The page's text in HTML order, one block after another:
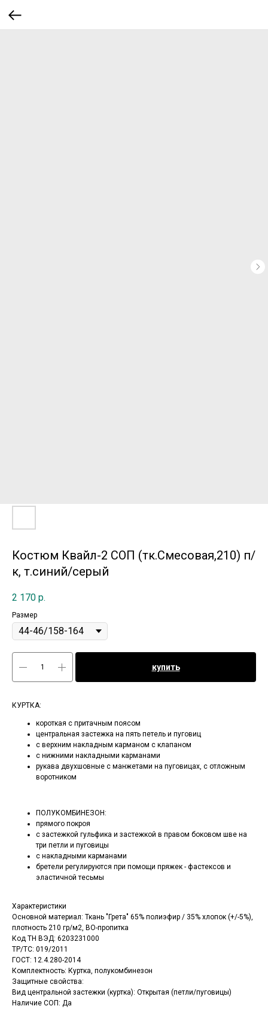
Костюм Квайл-2 СОП (тк.Смесовая,210) п/
к, т.синий/серый
2 170 р.
Размер
купить
КУРТКА:
короткая с притачным поясом
центральная застежка на пять петель и пуговиц
с верхним накладным карманом с клапаном
с нижними накладными карманами
рукава двухшовные с манжетами на пуговицах, с отложным
воротником
ПОЛУКОМБИНЕЗОН:
прямого покроя
с застежкой гульфика и застежкой в правом боковом шве на
три петли и пуговицы
с накладными карманами
бретели регулируются при помощи пряжек - фастексов и
эластичной тесьмы
Характеристики
Основной материал: Ткань "Грета" 65% полиэфир / 35% хлопок (+/-5%),
плотность 210 гр/м2, ВО-пропитка
Код ТН ВЭД: 6203231000
ТР/ТС: 019/2011
ГОСТ: 12.4.280-2014
Комплектность: Куртка, полукомбинезон
Защитные свойства:
Вид центральной застежки (куртка): Открытая (петли/пуговицы)
Наличие СОП: Да